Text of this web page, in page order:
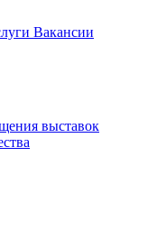
Вакансии
выставок